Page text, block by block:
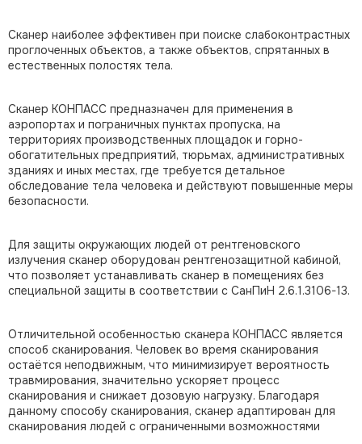
Сканер наиболее эффективен при поиске слабоконтрастных
проглоченных объектов, а также объектов, спрятанных в
естественных полостях тела.
Сканер КОНПАСС предназначен для применения в
аэропортах и пограничных пунктах пропуска, на
территориях производственных площадок и горно-
обогатительных предприятий, тюрьмах, административных
зданиях и иных местах, где требуется детальное
обследование тела человека и действуют повышенные меры
безопасности.
Для защиты окружающих людей от рентгеновского
излучения сканер оборудован рентгенозащитной кабиной,
что позволяет устанавливать сканер в помещениях без
специальной защиты в соответствии с СанПиН 2.6.1.3106-13.
Отличительной особенностью сканера КОНПАСС является
способ сканирования. Человек во время сканирования
остаётся неподвижным, что минимизирует вероятность
травмирования, значительно ускоряет процесс
сканирования и снижает дозовую нагрузку. Благодаря
данному способу сканирования, сканер адаптирован для
сканирования людей с ограниченными возможностями